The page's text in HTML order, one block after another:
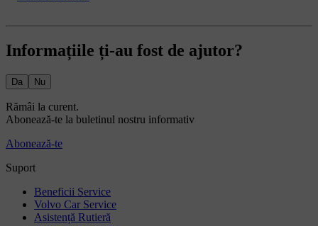
Informațiile ți-au fost de ajutor?
Da Nu